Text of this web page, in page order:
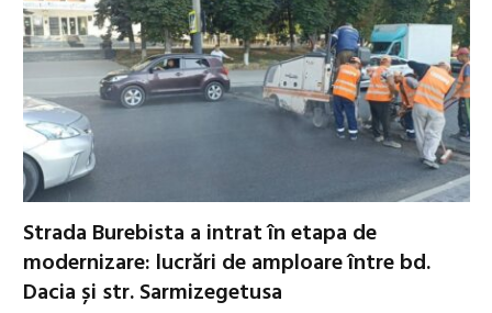
Strada Burebista a intrat în etapa de
modernizare: lucrări de amploare între bd.
Dacia și str. Sarmizegetusa